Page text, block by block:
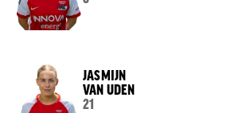
JASMIJN
VAN UDEN
21